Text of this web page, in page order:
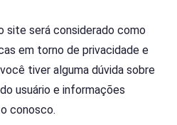
site será considerado como
em torno de privacidade e
tiver alguma dúvida sobre
usuário e informações
conosco.